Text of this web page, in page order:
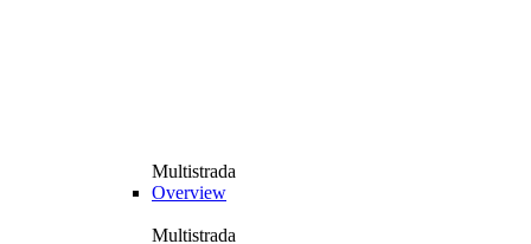
Multistrada
Overview
Multistrada